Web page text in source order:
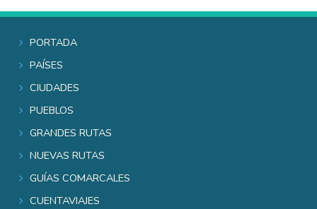
Portada
Países
Ciudades
Pueblos
Grandes rutas
Nuevas rutas
Guías comarcales
Cuentaviajes